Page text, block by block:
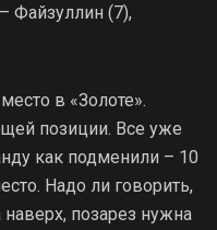
Файзуллин (7),
в «Золоте».
позиции. Все уже
как подменили – 10
Надо ли говорить,
позарез нужна